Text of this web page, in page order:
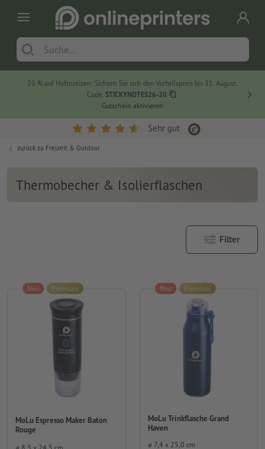
20 % auf Haftnotizen: Sichern Sie sich den Vorteilspreis bis 31. August.
Code: STICKYNOTES26-20
Gutschein aktivieren
Sehr gut
zurück zu Freizeit & Outdoor
Thermobecher & Isolierflaschen
Filter
MoLu Espresso Maker Baton
Rouge
Neu Premium
MoLu Trinkflasche Grand
Haven
⌀ 7,4 x 25,0 cm
Neu Premium